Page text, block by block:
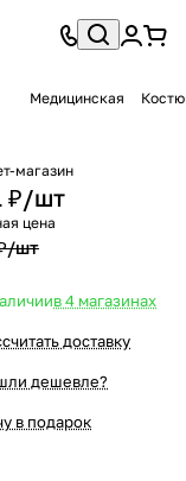
Медицинская
магазин
₽/шт
цена
шт
в 4 магазинах
доставку
дешевле?
в подарок